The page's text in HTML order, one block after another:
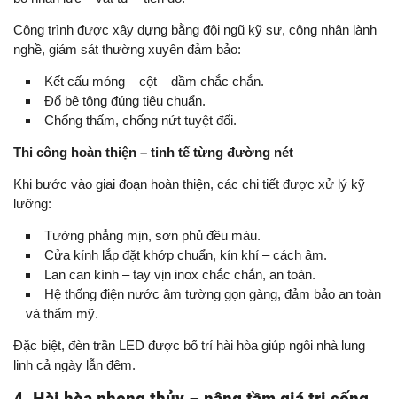
Công trình được xây dựng bằng đội ngũ kỹ sư, công nhân lành
nghề, giám sát thường xuyên đảm bảo:
Kết cấu móng – cột – dầm chắc chắn.
Đổ bê tông đúng tiêu chuẩn.
Chống thấm, chống nứt tuyệt đối.
Thi công hoàn thiện – tinh tế từng đường nét
Khi bước vào giai đoạn hoàn thiện, các chi tiết được xử lý kỹ
lưỡng:
Tường phẳng mịn, sơn phủ đều màu.
Cửa kính lắp đặt khớp chuẩn, kín khí – cách âm.
Lan can kính – tay vịn inox chắc chắn, an toàn.
Hệ thống điện nước âm tường gọn gàng, đảm bảo an toàn
và thẩm mỹ.
Đặc biệt, đèn trần LED được bố trí hài hòa giúp ngôi nhà lung
linh cả ngày lẫn đêm.